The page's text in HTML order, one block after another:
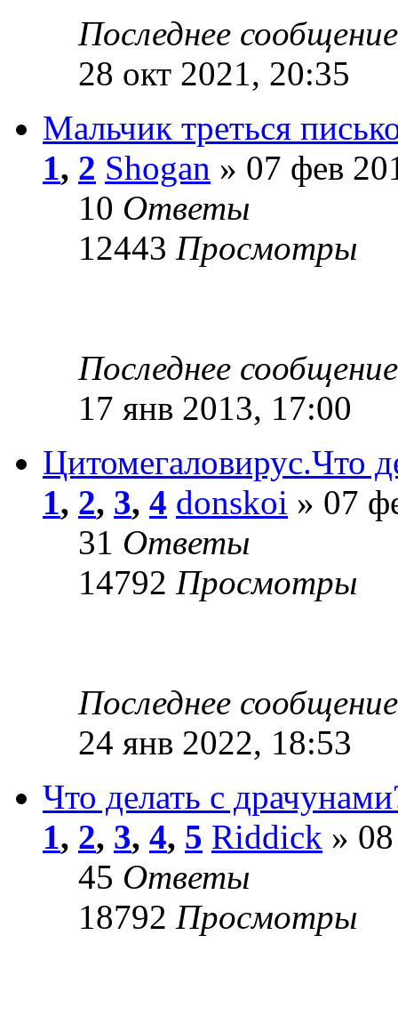
Последнее
28 окт 2021, 20:35
Мальчик треться
1, 2 Shogan » 07 фев
10 Ответы
12443 Просмотры
Последнее
17 янв 2013, 17:00
Цитомегаловирус.Что
1, 2, 3, 4 donskoi » 07
31 Ответы
14792 Просмотры
Последнее
24 янв 2022, 18:53
Что делать с
1, 2, 3, 4, 5 Riddick »
45 Ответы
18792 Просмотры